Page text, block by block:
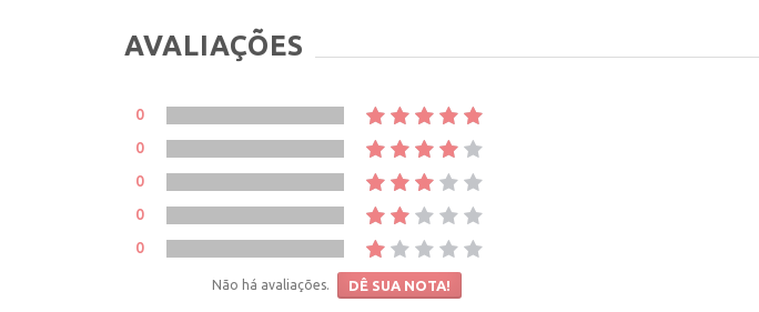
AVALIAÇÕES
0
0
0
0
0
Não há avaliações. DÊ SUA NOTA!